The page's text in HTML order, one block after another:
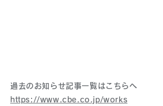
過去のお知らせ記事一覧はこちらへ
https://www.cbe.co.jp/works